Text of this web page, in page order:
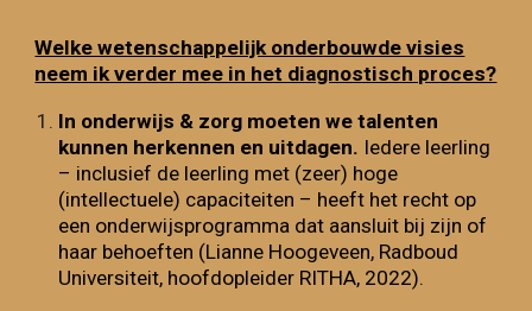
Welke wetenschappelijk onderbouwde visies
neem ik verder mee in het diagnostisch proces?
In onderwijs & zorg moeten we talenten
kunnen herkennen en uitdagen. Iedere leerling
– inclusief de leerling met (zeer) hoge
(intellectuele) capaciteiten – heeft het recht op
een onderwijsprogramma dat aansluit bij zijn of
haar behoeften (Lianne Hoogeveen, Radboud
Universiteit, hoofdopleider RITHA, 2022).